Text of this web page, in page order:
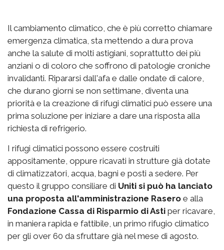
Il cambiamento climatico, che è più corretto chiamare
emergenza climatica, sta mettendo a dura prova
anche la salute di molti astigiani, soprattutto dei più
anziani o di coloro che soffrono di patologie croniche
invalidanti. Ripararsi dall'afa e dalle ondate di calore,
che durano giorni se non settimane, diventa una
priorità e la creazione di rifugi climatici può essere una
prima soluzione per iniziare a dare una risposta alla
richiesta di refrigerio.
I rifugi climatici possono essere costruiti
appositamente, oppure ricavati in strutture già dotate
di climatizzatori, acqua, bagni e posti a sedere. Per
questo il gruppo consiliare di Uniti si può ha lanciato
una proposta all'amministrazione Rasero e alla
Fondazione Cassa di Risparmio di Asti per ricavare,
in maniera rapida e fattibile, un primo rifugio climatico
per gli over 60 da sfruttare già nel mese di agosto.